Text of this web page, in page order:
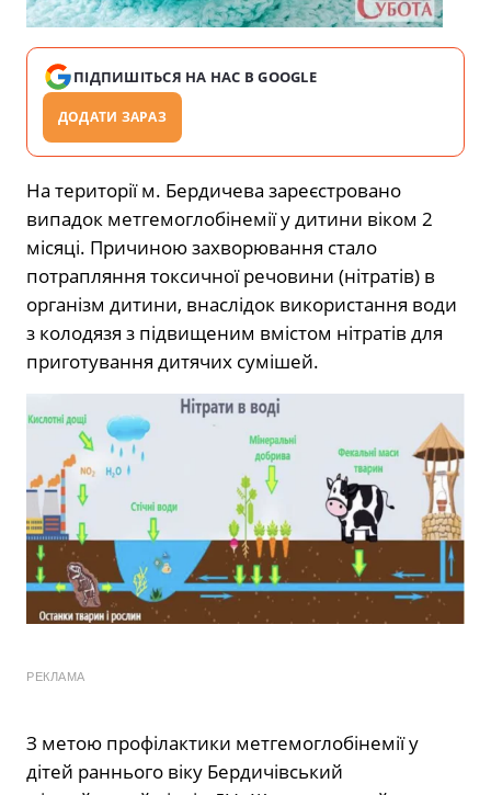
ПІДПИШІТЬСЯ НА НАС В GOOGLE
ДОДАТИ ЗАРАЗ
На території м. Бердичева зареєстровано
випадок метгемоглобінемії у дитини віком 2
місяці. Причиною захворювання стало
потрапляння токсичної речовини (нітратів) в
організм дитини, внаслідок використання води
з колодязя з підвищеним вмістом нітратів для
приготування дитячих сумішей.
РЕКЛАМА
З метою профілактики метгемоглобінемії у
дітей раннього віку Бердичівський